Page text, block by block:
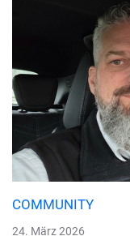
COMMUNITY
24. März 2026